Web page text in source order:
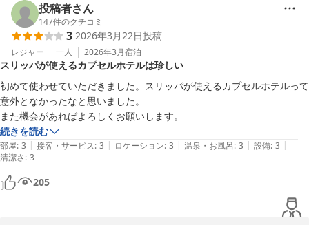
投稿者さん
147件のクチコミ
3 2026年3月22日投稿
レジャー 一人 2026年3月宿泊
スリッパが使えるカプセルホテルは珍しい
初めて使わせていただきました。スリッパが使えるカプセルホテルって
意外となかったなと思いました。
また機会があればよろしくお願いします。
続きを読む
部屋: 3 | 接客・サービス: 3 | ロケーション: 3 | 温泉・お風呂: 3 | 設備: 3 |
清潔さ: 3
205